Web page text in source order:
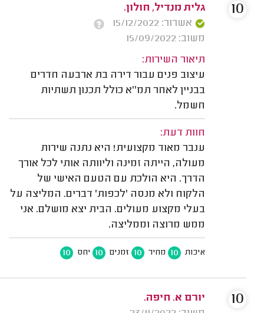
גלית מנדיל, חולון.
אשרור: 15/12/2022
משוב: 15/09/2022
תיאור השירות:
עיצוב פנים עבור דירה בת ארבעה חדרים
בבניין לאחר תמ''א כולל תכנון תשתיות
חשמל.
חוות דעת:
ענבר מאוד מקצועית! היא נתנה שירות
מעולה, הייתה זמינה וליוותה אותי לכל אורך
הדרך. היא הולכת עם הטעם האישי של
הלקוח ולא מנסה 'לכפות' דברים. המליצה על
בעלי מקצוע מעולים. הבית יצא מושלם. אני
ממש מרוצה וממליצה.
איכות 10 מחיר 10 זמנים 10 יחס 10
10
יורם א. חיפה.
10